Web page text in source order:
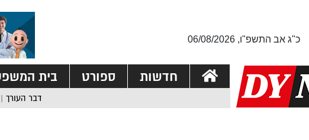
כ"ג אב התשפ"ו, 06/08/2026
חדשות ספורט בית
דבר העורך